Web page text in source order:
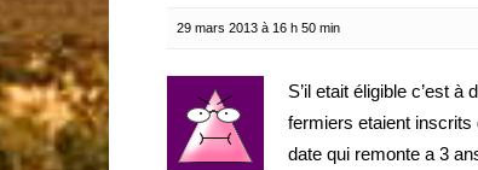
29 mars 2013 à 16 h 50 min
S’il etait éligible c’est
fermiers etaient
date qui remonte a 3